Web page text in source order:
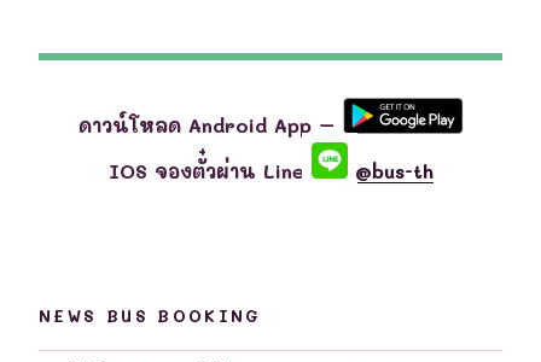
ดาวน์โหลด Android App –
IOS จองตั๋วผ่าน Line
@bus-th
NEWS BUS BOOKING